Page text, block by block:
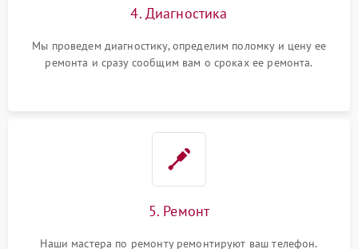
4. Диагностика
Мы проведем диагностику, определим поломку и цену ее
ремонта и сразу сообщим вам о сроках ее ремонта.
5. Ремонт
Наши мастера по ремонту ремонтируют ваш телефон.